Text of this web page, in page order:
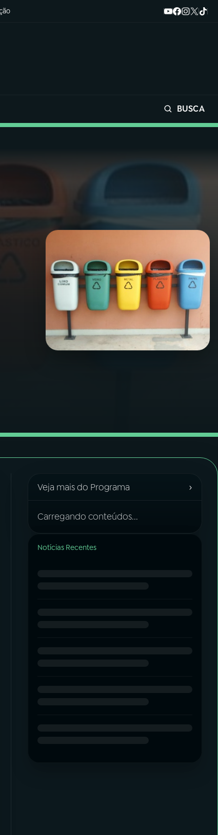
BUSCA
Veja mais do Programa ›
Carregando conteúdos...
Notícias Recentes